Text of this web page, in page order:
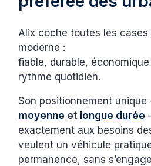
Alix coche toutes les cases
moderne :
fiable, durable,
rythme quotidien.
Son positionnement unique
moyenne et longue durée
exactement aux besoins
veulent un véhicule
permanence, sans